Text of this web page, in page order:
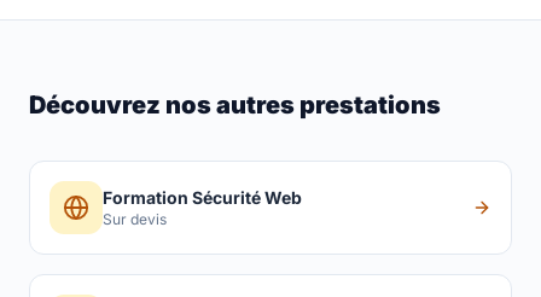
Découvrez nos autres prestations
Formation Sécurité Web
Sur devis